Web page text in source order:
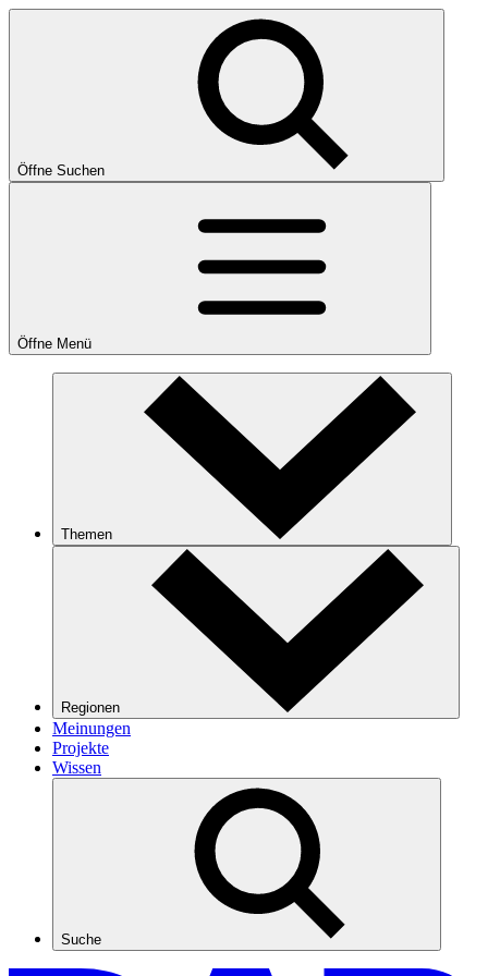
Öffne Suchen
Öffne Menü
Themen
Regionen
Meinungen
Projekte
Wissen
Suche